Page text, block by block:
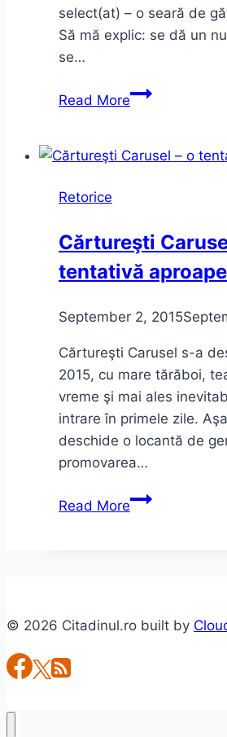
select(at) – o seară de
Să mă explic: se dă un
se…
Read MoreSeară
cu
Retorice
Cărtureşti
tentativă aproape
September 2, 2015
Cărtureşti Carusel s-a
2015, cu mare tărăboi,
vreme şi mai ales
intrare în primele zile.
deschide o locantă de
promovarea…
Read MoreCărtureşti
© 2026 Citadinul.ro built by